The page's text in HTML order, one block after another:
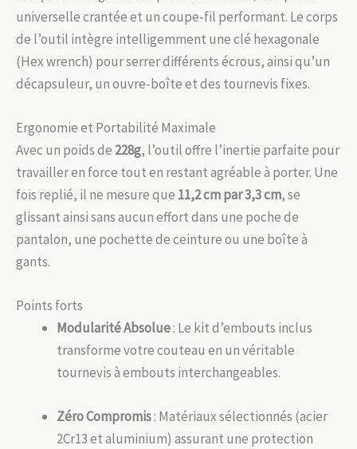
universelle crantée et un coupe-fil performant. Le corps
de l’outil intègre intelligemment une clé hexagonale
(Hex wrench) pour serrer différents écrous, ainsi qu’un
décapsuleur, un ouvre-boîte et des tournevis fixes.
Ergonomie et Portabilité Maximale
Avec un poids de 228g, l’outil offre l’inertie parfaite pour
travailler en force tout en restant agréable à porter. Une
fois replié, il ne mesure que 11,2 cm par 3,3 cm, se
glissant ainsi sans aucun effort dans une poche de
pantalon, une pochette de ceinture ou une boîte à
gants.
Points forts
Modularité Absolue: Le kit d’embouts inclus
transforme votre couteau en un véritable
tournevis à embouts interchangeables.
Zéro Compromis: Matériaux sélectionnés (acier
2Cr13 et aluminium) assurant une protection